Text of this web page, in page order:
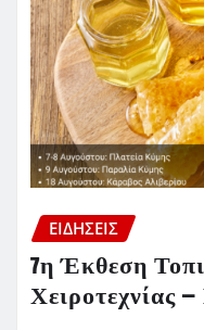
ΕΙΔΗΣΕΙΣ
7η Έκθεση
Χειροτεχνίας